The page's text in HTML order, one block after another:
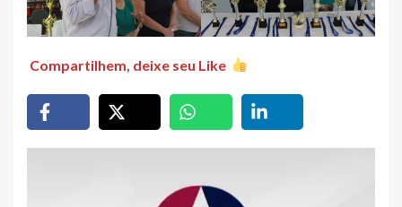
Compartilhem, deixe seu Like